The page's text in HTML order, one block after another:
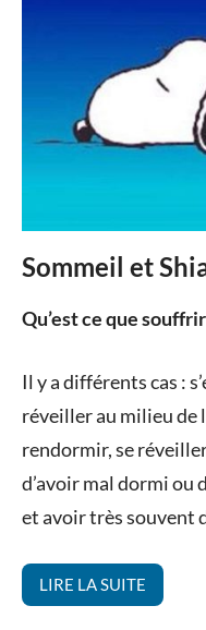
Sommeil et
Posted
on
mars
2015
by
Valérie
in
Shiatsu
Qu’est ce que
Il y a différents cas :
réveiller au milieu de
rendormir, se
d’avoir mal dormi ou
et avoir très souvent
LIRE LA SUITE